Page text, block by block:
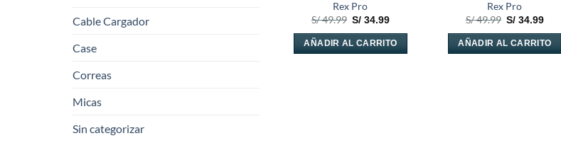
Cable Cargador
Case
Correas
Micas
Sin categorizar
Rex Pro
S/49.99 El
original
era:
S/ 34.99El
actual
es:
AÑADIR AL CARRITO
Rex Pro
S/49.99 El
original
era:
S/34.99El
es:
AÑADIR AL CARRITO